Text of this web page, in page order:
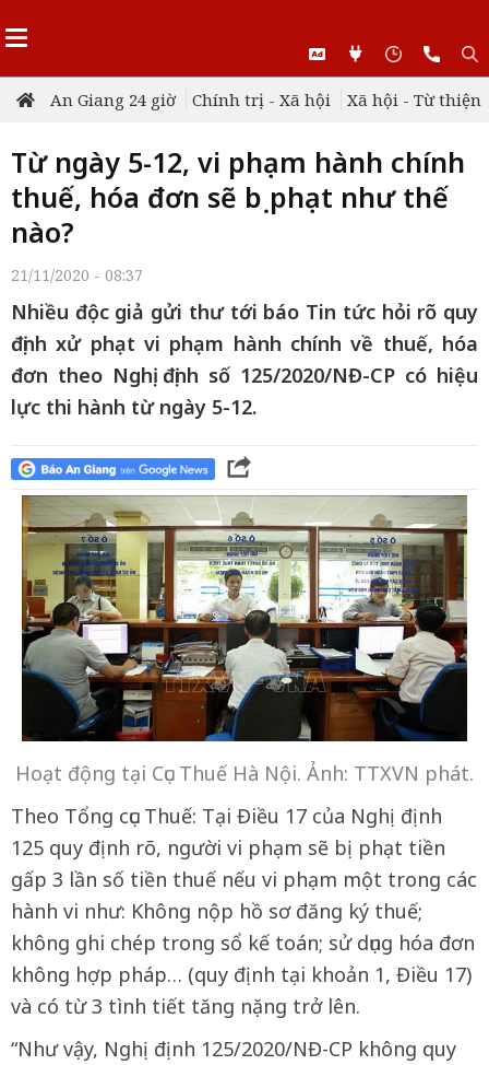
An Giang 24 giờ Chính trị - Xã hội Xã hội - Từ thiện
Từ ngày 5-12, vi phạm hành chính
thuế, hóa đơn sẽ bị phạt như thế
nào?
21/11/2020 - 08:37
Nhiều độc giả gửi thư tới báo Tin tức hỏi rõ quy
định xử phạt vi phạm hành chính về thuế, hóa
đơn theo Nghị định số 125/2020/NĐ-CP có hiệu
lực thi hành từ ngày 5-12.
Hoạt động tại Cục Thuế Hà Nội. Ảnh: TTXVN phát.
Theo Tổng cục Thuế: Tại Điều 17 của Nghị định
125 quy định rõ, người vi phạm sẽ bị phạt tiền
gấp 3 lần số tiền thuế nếu vi phạm một trong các
hành vi như: Không nộp hồ sơ đăng ký thuế;
không ghi chép trong sổ kế toán; sử dụng hóa đơn
không hợp pháp… (quy định tại khoản 1, Điều 17)
và có từ 3 tình tiết tăng nặng trở lên.
“Như vậy, Nghị định 125/2020/NĐ-CP không quy